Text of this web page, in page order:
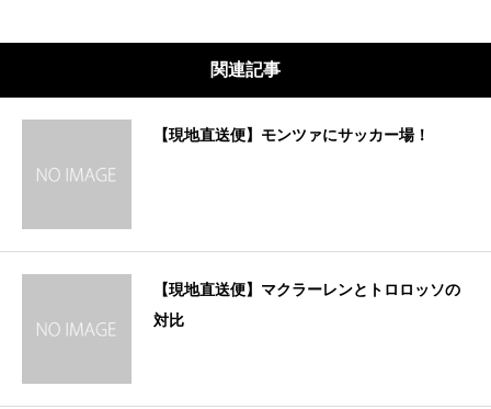
関連記事
【現地直送便】モンツァにサッカー場！
【現地直送便】マクラーレンとトロロッソの
対比